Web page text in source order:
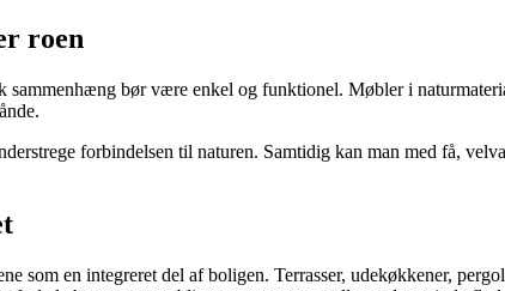
roen
sammenhæng bør være enkel og funktionel. Møbler i
forbindelsen til naturen. Samtidig kan man med få,
som en integreret del af boligen. Terrasser, udekøkkener,